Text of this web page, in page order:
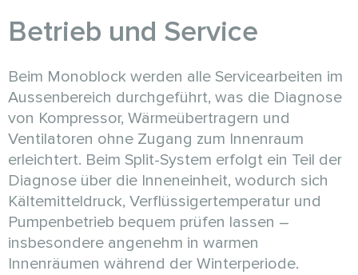
Betrieb und Service
Beim Monoblock werden alle Servicearbeiten im
Aussenbereich durchgeführt, was die Diagnose
von Kompressor, Wärmeübertragern und
Ventilatoren ohne Zugang zum Innenraum
erleichtert. Beim Split-System erfolgt ein Teil der
Diagnose über die Inneneinheit, wodurch sich
Kältemitteldruck, Verflüssigertemperatur und
Pumpenbetrieb bequem prüfen lassen –
insbesondere angenehm in warmen
Innenräumen während der Winterperiode.